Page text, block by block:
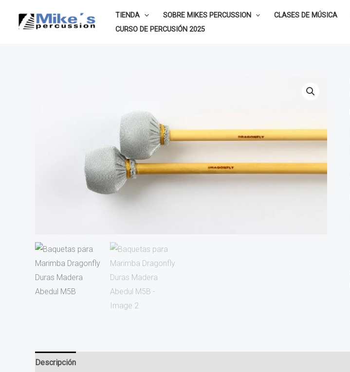
TIENDA SOBRE MIKES PERCUSSION CLASES DE MÚSICA
CURSO DE PERCUSIÓN 2025
Descripción